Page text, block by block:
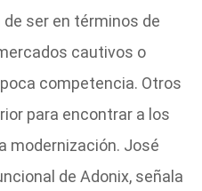
ser en términos de
cautivos o
competencia. Otros
para encontrar a los
modernización. José
de Adonix, señala